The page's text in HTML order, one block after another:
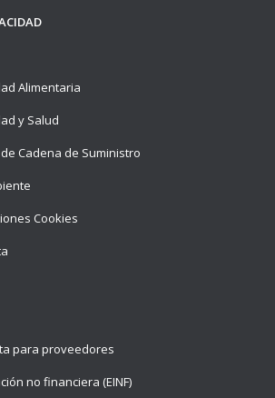
Alimentaria
y Salud
Cadena de Suministro
Cookies
para proveedores
no financiera (EINF)